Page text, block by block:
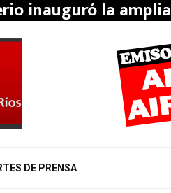
inauguró la
DE PRENSA